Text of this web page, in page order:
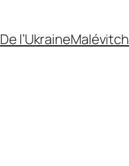
De l’UkraineMalévitch